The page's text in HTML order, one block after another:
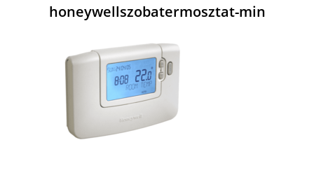
honeywellszobatermosztat-min